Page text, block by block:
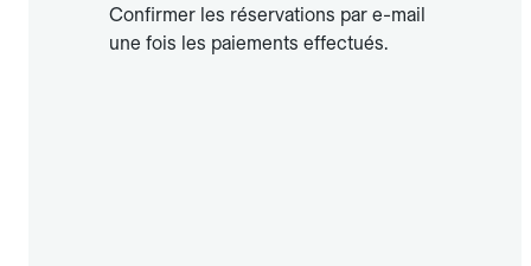
Confirmer les réservations par e-mail
une fois les paiements effectués.